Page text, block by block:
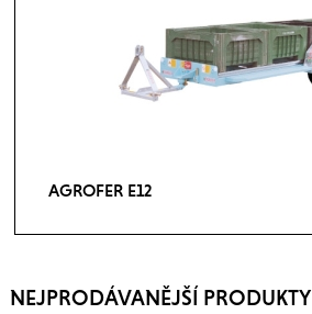
AGROFER E12
NEJPRODÁVANĚJŠÍ PRODUKTY